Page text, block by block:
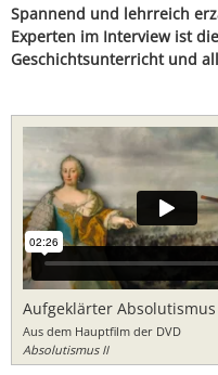
Spannend und lehrreich
Experten im Interview ist
Geschichtsunterricht und
Aufgeklärter Absolutismus
Aus dem Hauptfilm der DVD
Absolutismus II